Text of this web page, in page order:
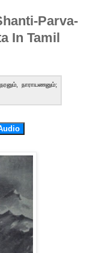
Parva-
In Tamil
நாராயணனும்;